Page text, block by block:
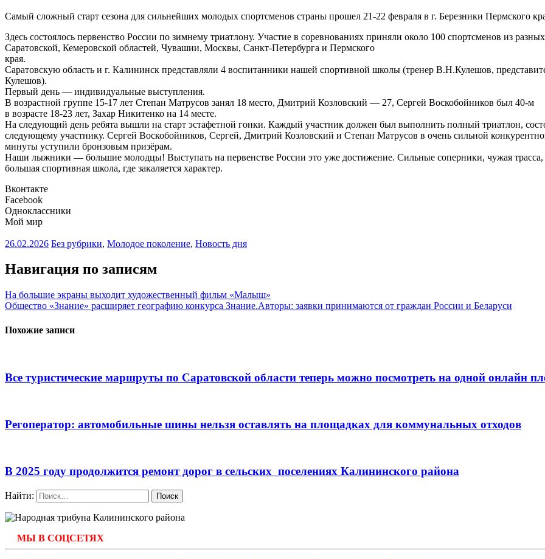
Самый сложный старт сезона для сильнейших молодых спортсменов страны прошел 21-22 февраля в г. Березники Пермского
Здесь состоялось первенство России по зимнему триатлону. Участие в соревнованиях приняли около 100 спортсменов из
Саратовской, Кемеровской областей, Чувашии, Москвы, Санкт-Петербурга и Пермского
края.
Саратовскую область и г. Калининск представляли 4 воспитанники нашей спортивной школы (тренер В.Н.Кулешов,
Кулешов).
Первый день — индивидуальные выступления.
B возрастной группе 15-17 лет Степан Матрусов занял 18 место, Дмитрий Козловский — 27, Сергей Воскобойников был 40-м
в возрасте 18-23 лет, Захар Никитенко на 14 месте.
На следующий день ребята вышли на старт эстафетной гонки. Каждый участник должен был выполнить полный триатлон,
следующему участнику. Сергей Воскобойников, Сергей, Дмитрий Козловский и Степан Матрусов в очень сильной
минуты уступили бронзовым призёрам.
Наши лыжники — большие молодцы! Выступать на первенстве России это уже достижение. Сильные соперники, чужая трасса,
большая спортивная школа, где закаляется характер.
Вконтакте
Facebook
Одноклассники
Мой мир
26.02.2026 Без рубрики, Молодое поколение, Новость дня
Навигация по записям
На большие экраны выходит художественный фильм «Малыш»
Общество «Знание» расширяет географию конкурса Знание.Авторы: заявки принимаются от граждан России и Беларуси
Похожие записи
Все туристические маршруты по Саратовской области теперь можно посмотреть на одной онлайн
Регоператор: автомобильные шины нельзя оставлять на площадках для коммунальных отходов
В 2025 году продолжится ремонт дорог в сельских поселениях Калининского района
Найти:
МЫ В СОЦСЕТЯХ